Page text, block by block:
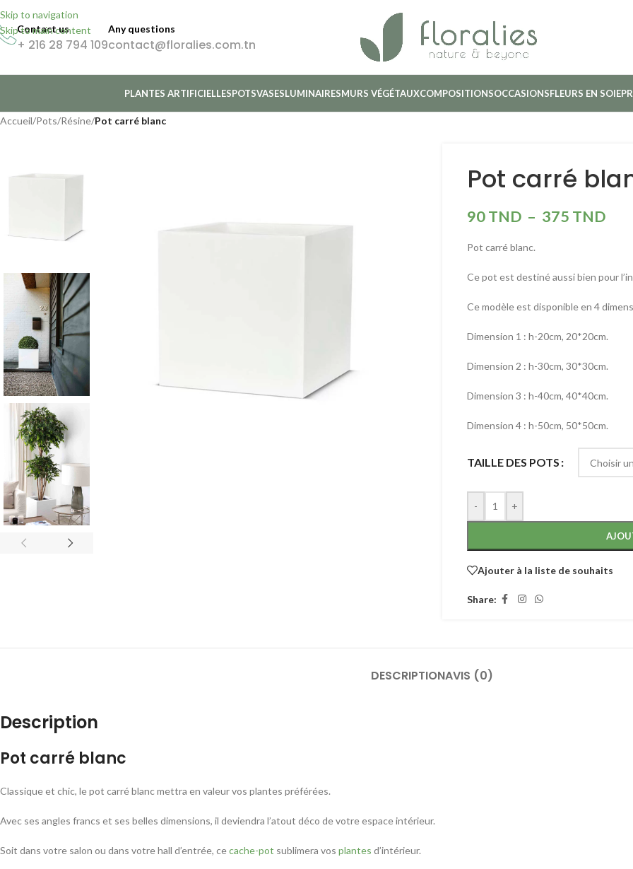
Skip to navigation
Skip to main content
Contact us
+ 216 28 794 109
Any questions
contact@floralies.com.tn
PLANTES ARTIFICIELLESPOTSVASESLUMINAIRESMURS VÉGÉTAUXCOMPOSITIONSOCCASIONSFLEURS EN SOIE
Accueil/Pots/Résine/Pot carré blanc
Pot carré
90TND – 375 TND
Pot carré blanc.
Ce pot est destiné aussi bien pour
Ce modèle est disponible en 4
Dimension 1 : h-20cm, 20*20cm.
Dimension 2 : h-30cm, 30*30cm.
Dimension 3 : h-40cm, 40*40cm.
Dimension 4 : h-50cm, 50*50cm.
TAILLE DES POTS
- +
Ajouter à la liste de souhaits
Share:
DESCRIPTIONAVIS (0)
Description
Pot carré blanc
Classique et chic, le pot carré blanc mettra en valeur vos plantes préférées.
Avec ses angles francs et ses belles dimensions, il deviendra l’atout déco de votre espace intérieur.
Soit dans votre salon ou dans votre hall d’entrée, cecache-pot sublimera vos plantes d’intérieur.